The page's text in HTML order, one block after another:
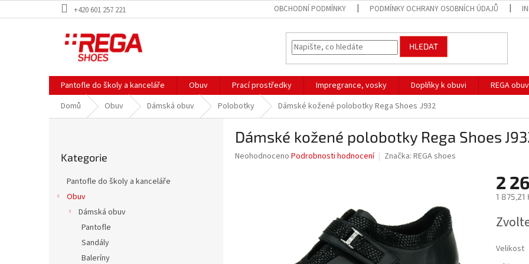
na
+420 601 257 221 OBCHODNÍ PODMÍNKY PODMÍNKY OCHRANY OSOBNÍCH ÚDAJŮ
HLEDAT
Pantofle do školy a kanceláře Obuv Prací prostředky Impregrance, vosky Doplňky k obuvi REGA obuv
Domů
Obuv Dámská obuv Polobotky Dámské kožené polobotky Rega Shoes J932
kategorie
Kategorie
Pantofle do školy a kanceláře
Obuv
Dámská obuv
Pantofle
Sandály
Baleríny
Dámské kožené polobotky Rega Shoes
Průměrné
Neohodnoceno Podrobnosti hodnocení Značka: REGA shoes
2
1 875,21
cena:
Velikost